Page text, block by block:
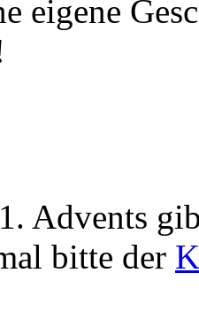
eigene
Advents
bitte der